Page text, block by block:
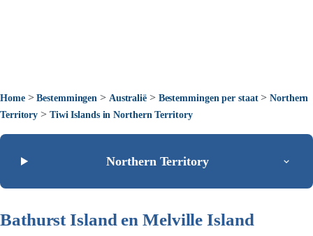
Home>Bestemmingen > Australië> Bestemmingen per staat>Northern
Territory > Tiwi Islands in Northern Territory
Northern Territory
Bathurst Island en Melville Island